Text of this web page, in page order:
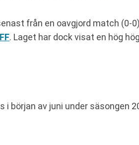
från en oavgjord match (0-
. Laget har dock visat en hög
av juni under säsongen